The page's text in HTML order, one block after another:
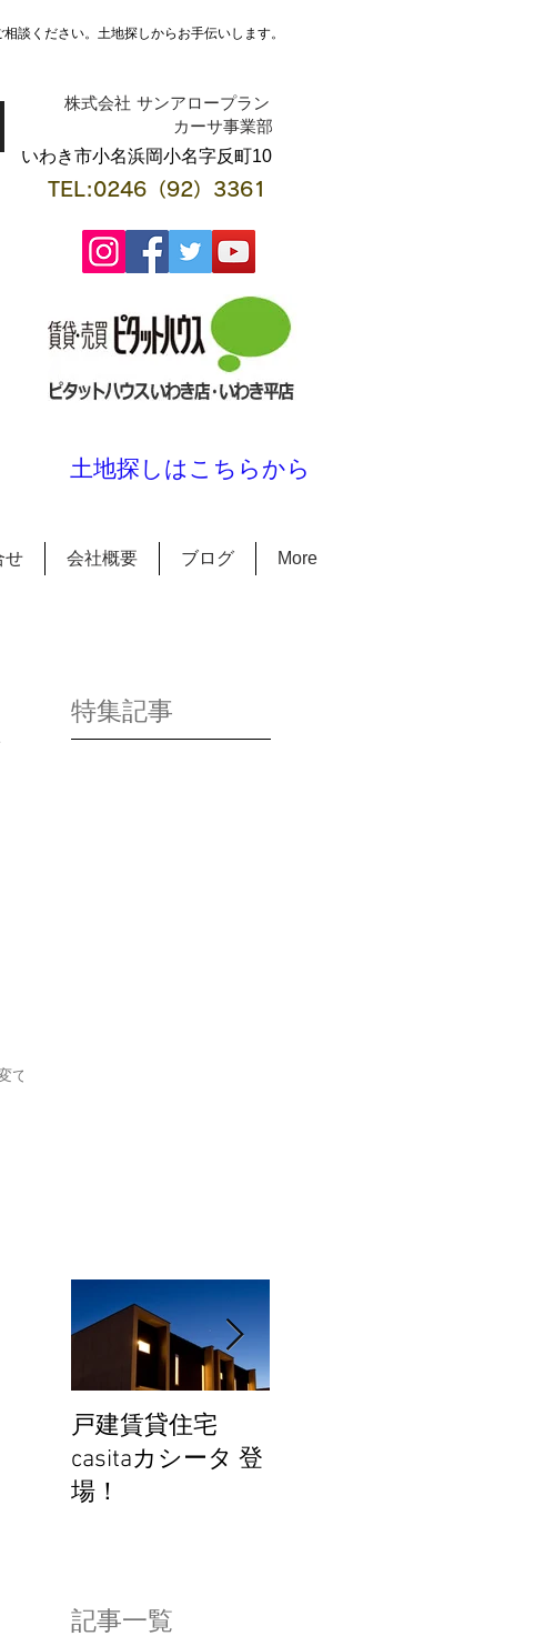
談ください。土地探しからお手伝いします。
株式会社 サンアロープラン
​カーサ事業部
​いわき市小名浜岡小名字反町10
TEL:0246（92）3361
土地探しはこちらから
せ 会社概要 ブログ More
で
特集記事
戸建賃貸住宅
casitaカシータ 登
場！
記事一覧